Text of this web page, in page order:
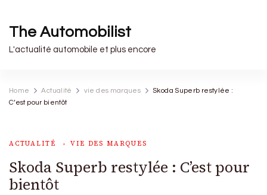
The Automobilist
L'actualité automobile et plus encore
Home Actualité vie des marques
Skoda Superb restylée :
C’est pour bientôt
ACTUALITÉ VIE DES MARQUES
Skoda Superb restylée : C’est pour
bientôt